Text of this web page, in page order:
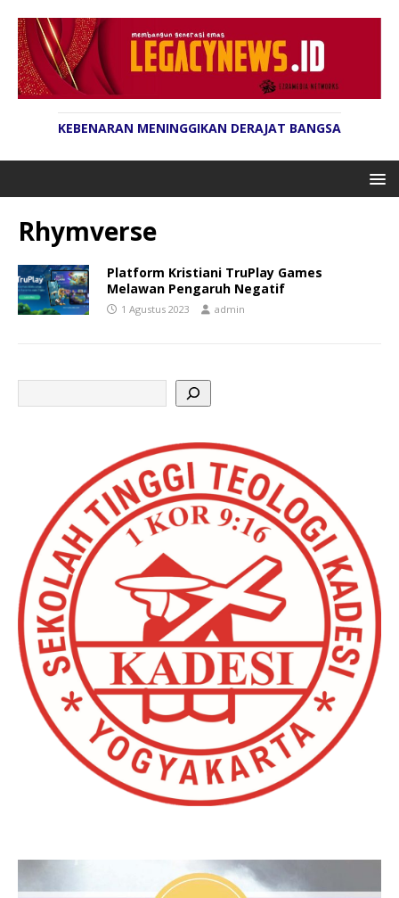
KEBENARAN MENINGGIKAN DERAJAT BANGSA
Rhymverse
Platform Kristiani TruPlay Games
Melawan Pengaruh Negatif
1 Agustus 2023 admin